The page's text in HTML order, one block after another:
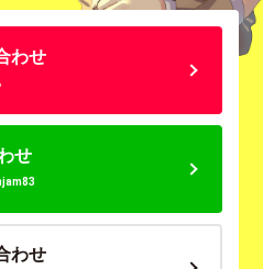
わせ
せ
わせ